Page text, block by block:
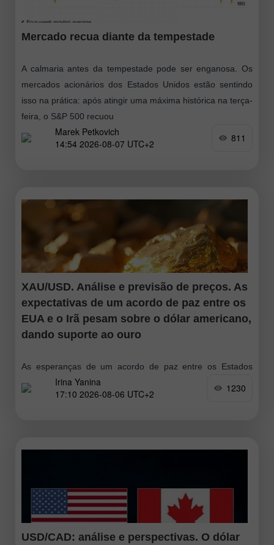
Mercado recua diante da tempestade
A calmaria antes da tempestade pode ser enganosa. Os
mercados acionários dos Estados Unidos estão sentindo
isso na prática: após atingir uma máxima histórica na terça-
feira, o S&P 500 recuou
Marek Petkovich
14:54 2026-08-07 UTC+2
811
XAU/USD. Análise e previsão de preços. As
expectativas de um acordo de paz entre os
EUA e o Irã pesam sobre o dólar americano,
dando suporte ao ouro
As esperanças de um acordo de paz entre os Estados
Unidos e o Irã, o abrandamento das preocupações com a
inflação e a redução das expectativas de novos aumentos
Irina Yanina
17:10 2026-08-06 UTC+2
1230
USD/CAD: análise e perspectivas. O dólar